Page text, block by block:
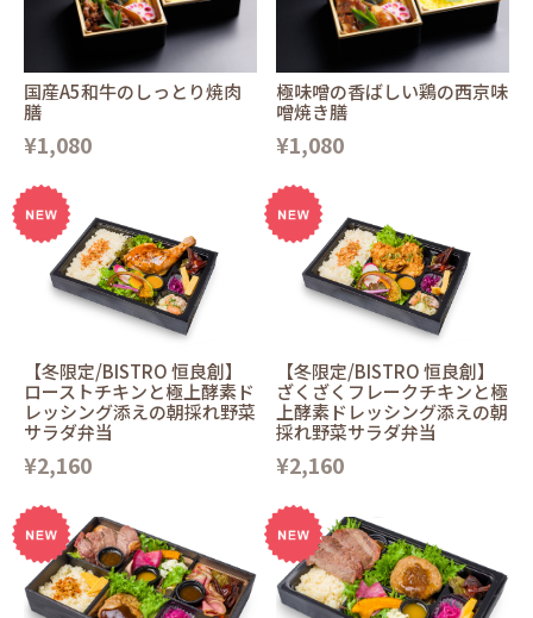
国産A5和牛のしっとり焼肉
膳
¥1,080
極味噌の香ばしい鶏の西京味
噌焼き膳
¥1,080
【冬限定/BISTRO 恒良創】
ローストチキンと極上酵素ド
レッシング添えの朝採れ野菜
サラダ弁当
¥2,160
【冬限定/BISTRO 恒良創】
ざくざくフレークチキンと極
上酵素ドレッシング添えの朝
採れ野菜サラダ弁当
¥2,160